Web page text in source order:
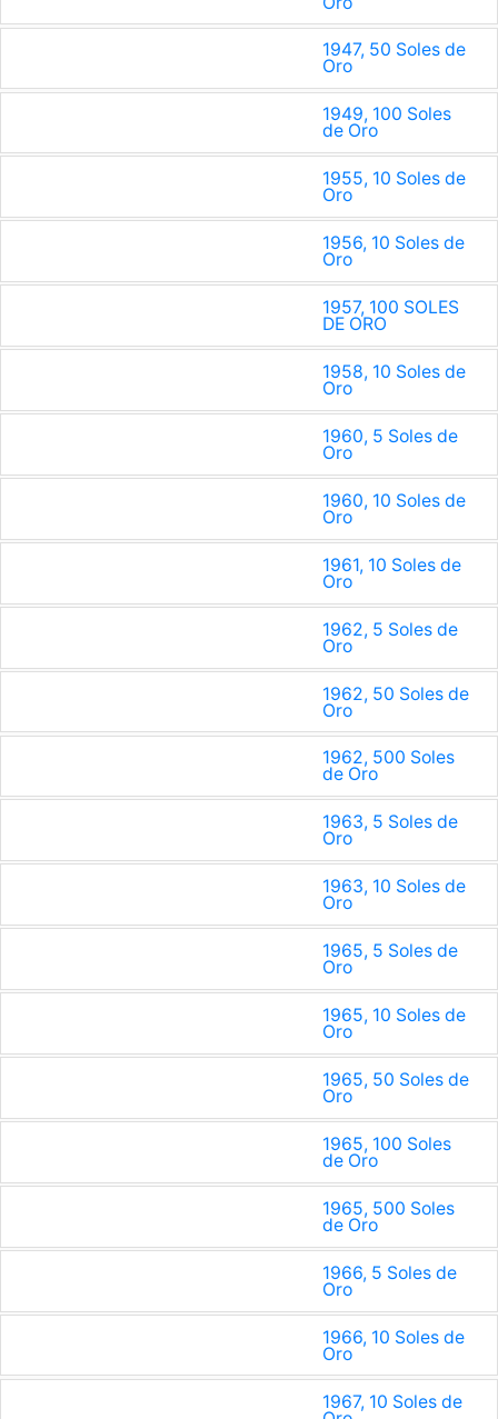
1947, 50 Soles de
Oro
1949, 100 Soles
de Oro
1955, 10 Soles de
Oro
1956, 10 Soles de
Oro
1957, 100 SOLES
DE ORO
1958, 10 Soles de
Oro
1960, 5 Soles de
Oro
1960, 10 Soles de
Oro
1961, 10 Soles de
Oro
1962, 5 Soles de
Oro
1962, 50 Soles de
Oro
1962, 500 Soles
de Oro
1963, 5 Soles de
Oro
1963, 10 Soles de
Oro
1965, 5 Soles de
Oro
1965, 10 Soles de
Oro
1965, 50 Soles de
Oro
1965, 100 Soles
de Oro
1965, 500 Soles
de Oro
1966, 5 Soles de
Oro
1966, 10 Soles de
Oro
1967, 10 Soles de